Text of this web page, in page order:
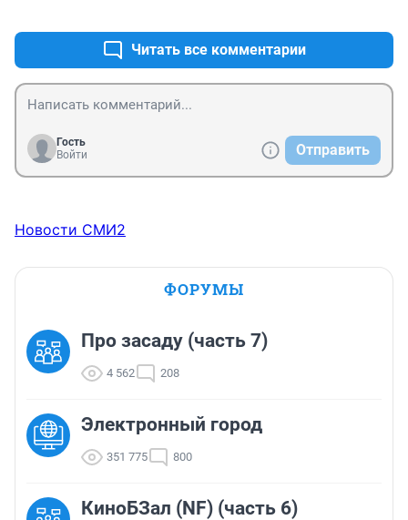
Читать все комментарии
Гость
Войти
Отправить
Новости СМИ2
ФОРУМЫ
Про засаду (часть 7)
4 562 208
Электронный город
351 775 800
КиноБЗал (NF) (часть 6)